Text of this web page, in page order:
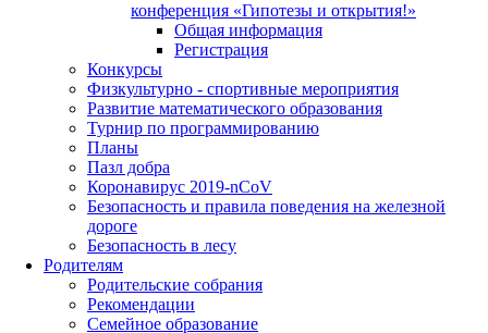
конференция «Гипотезы и открытия!»
Общая информация
Регистрация
Конкурсы
Физкультурно - спортивные мероприятия
Развитие математического образования
Турнир по программированию
Планы
Пазл добра
Коронавирус 2019-nCoV
Безопасность и правила поведения на железной
дороге
Безопасность в лесу
Родителям
Родительские собрания
Рекомендации
Семейное образование